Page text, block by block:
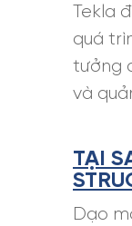
Tekla
quá
tưởng
và
TẠI
Dạo